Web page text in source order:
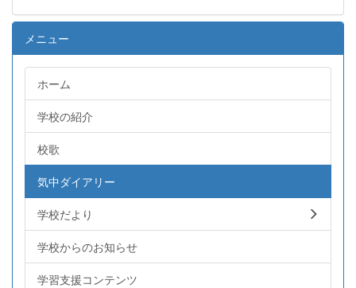
メニュー
ホーム
学校の紹介
校歌
気中ダイアリー
学校だより
学校からのお知らせ
学習支援コンテンツ